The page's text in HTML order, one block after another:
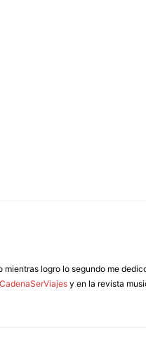
logro lo segundo me
CadenaSerViajes y en la revista